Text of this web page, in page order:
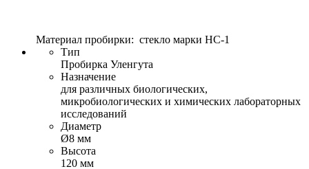
Материал пробирки: стекло марки НС-1
Тип
Пробирка Уленгута
Назначение
для различных биологических,
микробиологических и химических лабораторных
исследований
Диаметр
Ø8 мм
Высота
120 мм